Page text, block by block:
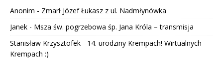
Anonim - Zmarł Józef Łukasz z ul. Nadmłynówka
Janek - Msza św. pogrzebowa śp. Jana Króla – transmisja
Stanisław Krzysztofek - 14. urodziny Krempach! Wirtualnych
Krempach :)